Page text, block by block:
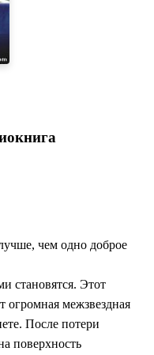
чем одно доброе
становятся. Этот
огромная межзвездная
После потери
поверхность